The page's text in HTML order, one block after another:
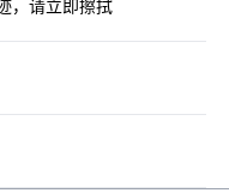
，请立即擦拭